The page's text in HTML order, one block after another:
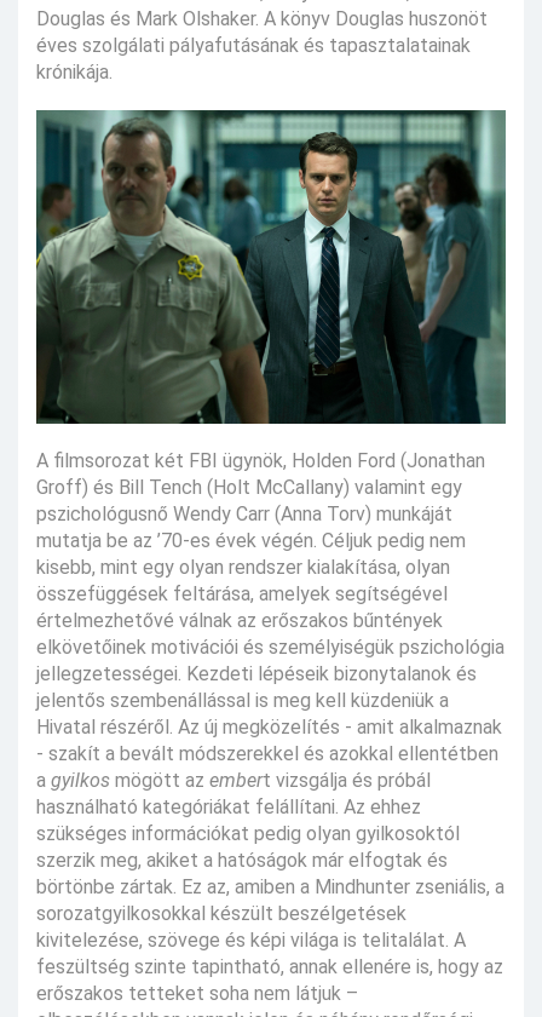
Douglas és Mark Olshaker. A könyv Douglas huszonöt
éves szolgálati pályafutásának és tapasztalatainak
krónikája.
A filmsorozat két FBI ügynök, Holden Ford (Jonathan
Groff) és Bill Tench (Holt McCallany) valamint egy
pszichológusnő Wendy Carr (Anna Torv) munkáját
mutatja be az ’70-es évek végén. Céljuk pedig nem
kisebb, mint egy olyan rendszer kialakítása, olyan
összefüggések feltárása, amelyek segítségével
értelmezhetővé válnak az erőszakos bűntények
elkövetőinek motivációi és személyiségük pszichológia
jellegzetességei. Kezdeti lépéseik bizonytalanok és
jelentős szembenállással is meg kell küzdeniük a
Hivatal részéről. Az új megközelítés - amit alkalmaznak
- szakít a bevált módszerekkel és azokkal ellentétben
a gyilkos mögött az embert vizsgálja és próbál
használható kategóriákat felállítani. Az ehhez
szükséges információkat pedig olyan gyilkosoktól
szerzik meg, akiket a hatóságok már elfogtak és
börtönbe zártak. Ez az, amiben a Mindhunter zseniális, a
sorozatgyilkosokkal készült beszélgetések
kivitelezése, szövege és képi világa is telitalálat. A
feszültség szinte tapintható, annak ellenére is, hogy az
erőszakos tetteket soha nem látjuk –